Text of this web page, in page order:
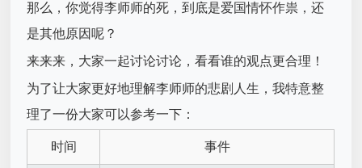
那么，你觉得李师师的死，到底是爱国情怀作祟，还
是其他原因呢？
来来来，大家一起讨论讨论，看看谁的观点更合理！
为了让大家更好地理解李师师的悲剧人生，我特意整
理了一份大家可以参考一下：
时间 事件